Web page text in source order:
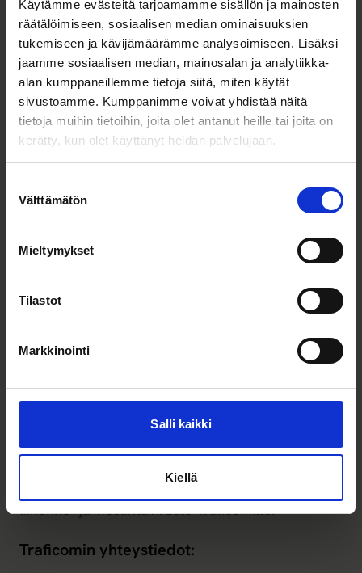
Käytämme evästeitä tarjoamamme sisällön ja mainosten
räätälöimiseen, sosiaalisen median ominaisuuksien
tukemiseen ja kävijämäärämme analysoimiseen. Lisäksi
jaamme sosiaalisen median, mainosalan ja analytiikka-
alan kumppaneillemme tietoja siitä, miten käytät
sivustoamme. Kumppanimme voivat yhdistää näitä
tietoja muihin tietoihin, joita olet antanut heille tai joita on
kerätty, kun olet käyttänyt heidän palvelujaan.
valinta
Välttämätön
Mieltymykset
Tilastot
Markkinointi
Salli kaikki
Kiellä
Verkkopalvelu toimii yleisimmillä selaimilla ja
soveltuu eri päätelaitteille. Sen sisältöä
päivitetään säännöllisesti, jotta käyttäjät saavat
ajantasaista tietoa kasvusijoittamisen
mahdollisuuksista ja rahoituskierroksista.
Saavutettavuutta koskeva
Löysitkö saavutettavuuteen liittyviä ongelmia
digitaalisissa palveluissamme? Jos et löytänyt
vastausta tästä saavutettavuusselosteesta, lähetä
Vastaamme palautteeseen 14 päivän kuluessa.
Täytäntöönpanomenettely ja
yhteystiedot
Jos et ole tyytyväinen Springvestiltä saamaasi
kahden viikon kuluessa, voit tehdä ilmoituksen
liikenne- ja viestintävirasto Traficomille.
Traficomin yhteystiedot: